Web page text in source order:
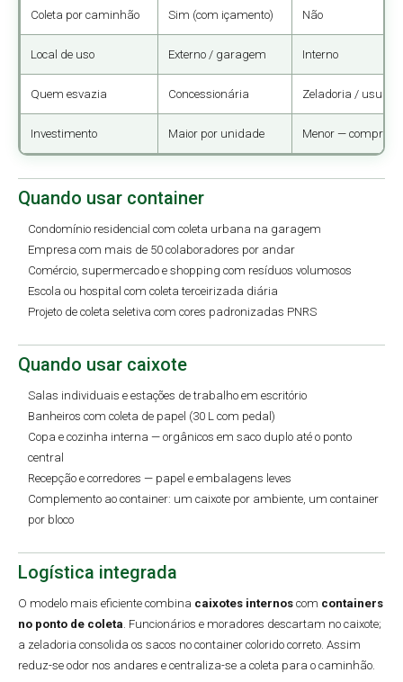
Coleta por caminhão Sim (com içamento) Não
Local de uso Externo / garagem Interno
Quem esvazia Concessionária Zeladoria / usuário
Investimento Maior por unidade Menor — compra
Quando usar container
Condomínio residencial com coleta urbana na garagem
Empresa com mais de 50 colaboradores por andar
Comércio, supermercado e shopping com resíduos volumosos
Escola ou hospital com coleta terceirizada diária
Projeto de coleta seletiva com cores padronizadas PNRS
Quando usar caixote
Salas individuais e estações de trabalho em escritório
Banheiros com coleta de papel (30 L com pedal)
Copa e cozinha interna — orgânicos em saco duplo até o ponto
central
Recepção e corredores — papel e embalagens leves
Complemento ao container: um caixote por ambiente, um container
por bloco
Logística integrada
O modelo mais eficiente combina caixotes internos com containers
no ponto de coleta . Funcionários e moradores descartam no caixote;
a zeladoria consolida os sacos no container colorido correto. Assim
reduz-se odor nos andares e centraliza-se a coleta para o caminhão.